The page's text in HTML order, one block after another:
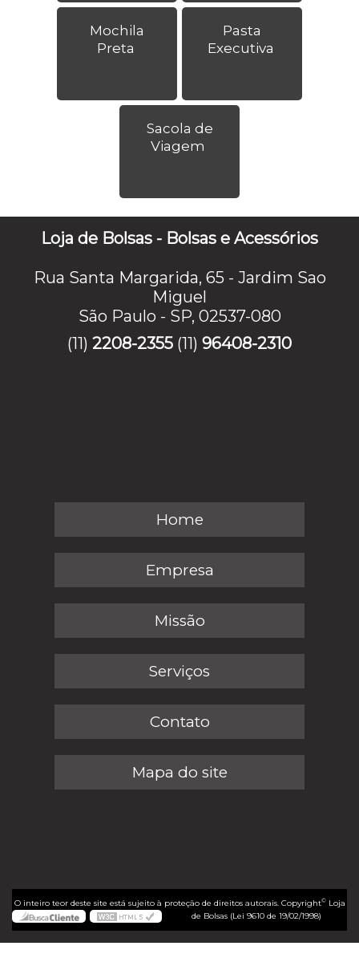
Mochila
Preta
Pasta
Executiva
Sacola de
Viagem
Loja de Bolsas - Bolsas e Acessórios
Rua Santa Margarida, 65 - Jardim Sao
Miguel
São Paulo - SP, 02537-080
(11) 2208-2355 (11) 96408-2310
Home
Empresa
Missão
Serviços
Contato
Mapa do site
O inteiro teor deste site está sujeito à proteção de direitos autorais. Copyright©Loja
de Bolsas (Lei 9610 de 19/02/1998)